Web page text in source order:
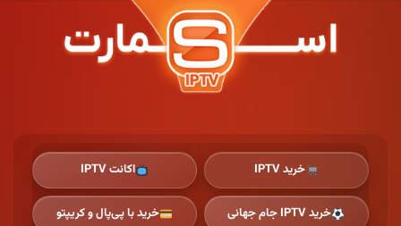
خرید IPTV اکانت IPTV
خرید IPTV جام جهانی خرید با پی‌پال و کریپتو